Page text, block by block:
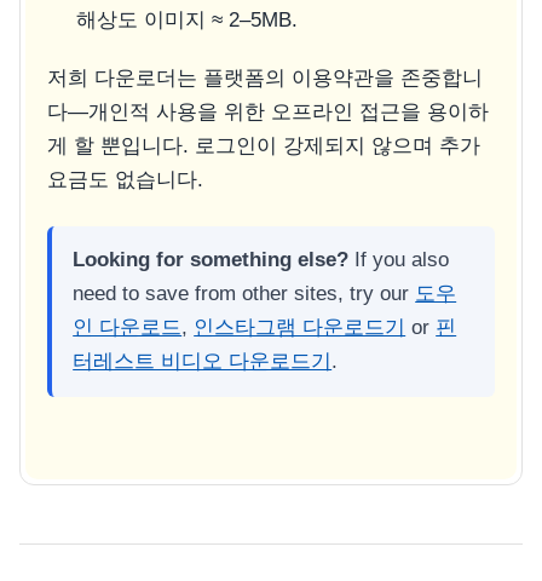
해상도 이미지 ≈ 2–5MB.
저희 다운로더는 플랫폼의 이용약관을 존중합니
다—개인적 사용을 위한 오프라인 접근을 용이하
게 할 뿐입니다. 로그인이 강제되지 않으며 추가
요금도 없습니다.
Looking for something else? If you also
need to save from other sites, try our 도우
인 다운로드, 인스타그램 다운로드기 or 핀
터레스트 비디오 다운로드기 .